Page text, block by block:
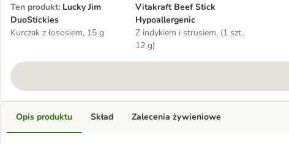
Ten produkt: Lucky Jim
DuoStickies
Kurczak z łososiem, 15 g
Vitakraft Beef Stick
Hypoallergenic
Z indykiem i strusiem, (1 szt.,
12 g)
Opis produktu Skład Zalecenia żywieniowe